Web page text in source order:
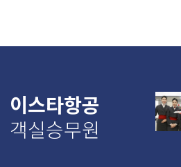
이스타항공
객실승무원